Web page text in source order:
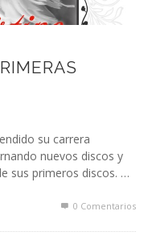
su carrera
nuevos discos y
sus primeros discos. …
0 Comentarios